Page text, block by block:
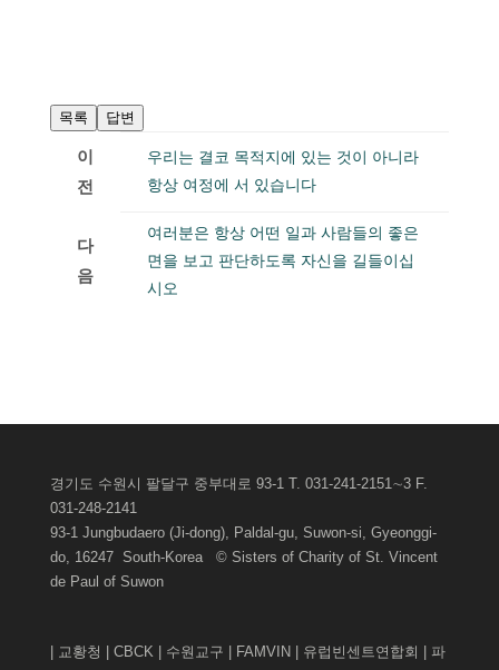
목록 답변
이
전
우리는 결코 목적지에 있는 것이 아니라
항상 여정에 서 있습니다
다
음
여러분은 항상 어떤 일과 사람들의 좋은
면을 보고 판단하도록 자신을 길들이십
시오
경기도 수원시 팔달구 중부대로 93-1 T. 031-241-2151∼3 F.
031-248-2141
93-1 Jungbudaero (Ji-dong), Paldal-gu, Suwon-si, Gyeonggi-
do, 16247 South-Korea © Sisters of Charity of St. Vincent
de Paul of Suwon
교황청 CBCK| 수원교구 FAMVIN 유럽빈센트연합회
파